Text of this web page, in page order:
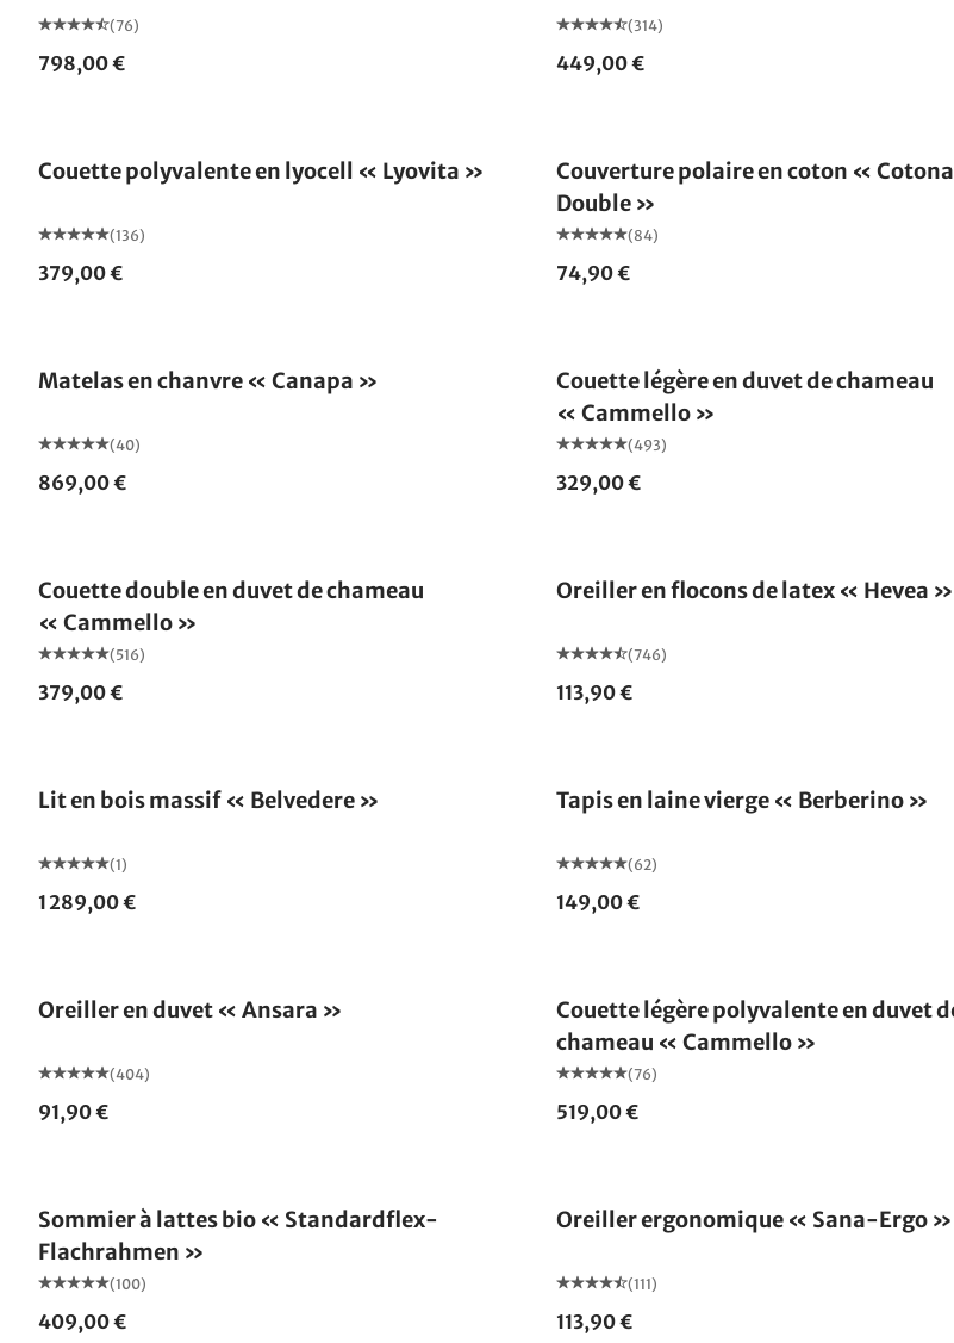
(76)
798,00 €
(314)
449,00 €
Couette polyvalente en lyocell « Lyovita »
(136)
379,00 €
Couverture polaire en coton «
Double »
(84)
74,90 €
Matelas en chanvre « Canapa »
(40)
869,00 €
Couette légère en duvet de chameau
« Cammello »
(493)
329,00 €
Couette double en duvet de chameau
« Cammello »
(516)
379,00 €
Oreiller en flocons de latex « Hevea »
(746)
113,90 €
Lit en bois massif « Belvedere »
(1)
1 289,00 €
Tapis en laine vierge « Berberino »
(62)
149,00 €
Oreiller en duvet « Ansara »
(404)
91,90 €
Couette légère polyvalente en duvet
chameau « Cammello »
(76)
519,00 €
Sommier à lattes bio « Standardflex-
Flachrahmen »
(100)
409,00 €
Oreiller ergonomique « Sana-Ergo »
(111)
113,90 €